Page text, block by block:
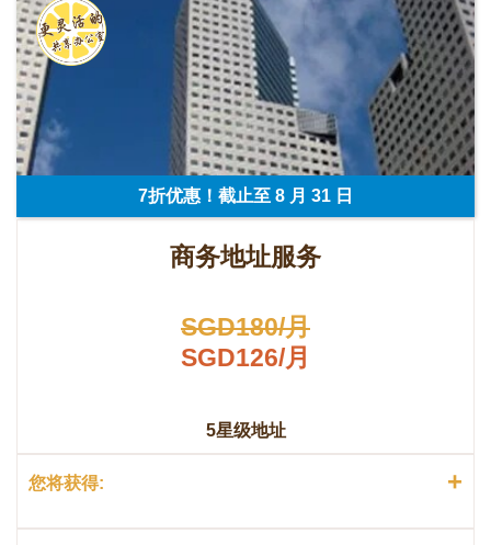
7折优惠！截止至 8 月 31 日
商务地址服务
SGD180/月
SGD126/月
5星级地址
您将获得: +